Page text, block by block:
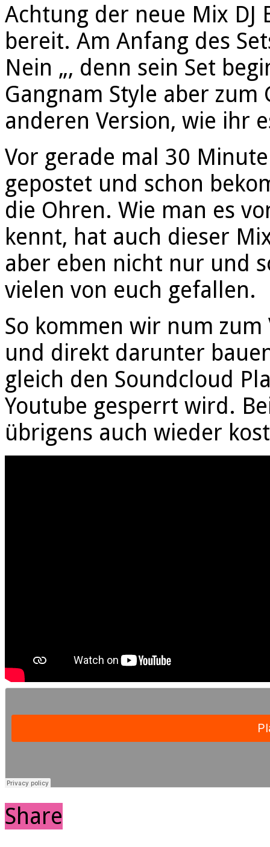
Achtung der neue Mix
bereit. Am Anfang des
Nein „, denn sein Set
Gangnam Style aber
anderen Version, wie ihr
Vor gerade mal 30
gepostet und schon
die Ohren. Wie man es
kennt, hat auch dieser
aber eben nicht nur und
vielen von euch gefallen.
So kommen wir num zum
und direkt darunter
gleich den Soundcloud
Youtube gesperrt wird.
übrigens auch wieder
Share